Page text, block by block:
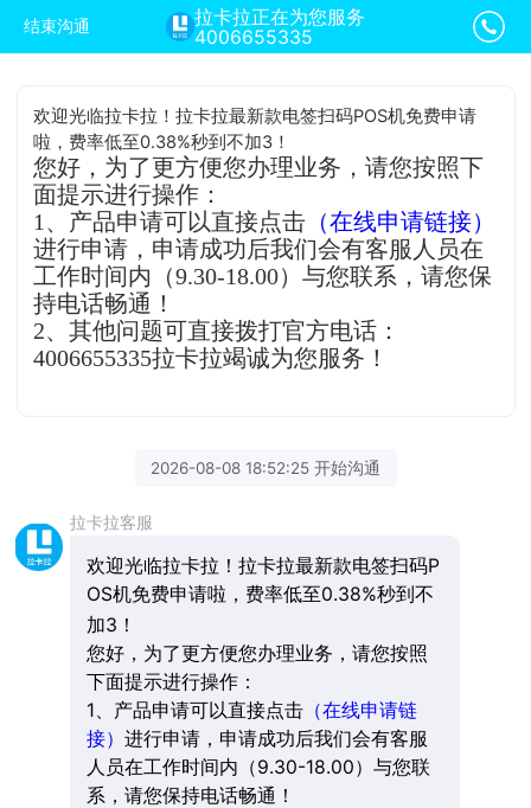
结束沟通
拉卡拉正在为您服务
4006655335
欢迎光临拉卡拉！拉卡拉最新款电签扫码POS机免费申请
啦，费率低至0.38%秒到不加3！
您好，为了更方便您办理业务，请您按照下
面提示进行操作：
1、产品申请可以直接点击 （在线申请链接）
进行申请，申请成功后我们会有客服人员在
工作时间内（9.30-18.00）与您联系，请您保
持电话畅通！
2、其他问题可直接拨打官方电话：
4006655335拉卡拉竭诚为您服务！
2026-08-08 18:52:25 开始沟通
拉卡拉客服
欢迎光临拉卡拉！拉卡拉最新款电签扫码P
OS机免费申请啦，费率低至0.38%秒到不
加3！
您好，为了更方便您办理业务，请您按照
下面提示进行操作：
1、产品申请可以直接点击（在线申请链
接） 进行申请，申请成功后我们会有客服
人员在工作时间内（9.30-18.00）与您联
系，请您保持电话畅通！